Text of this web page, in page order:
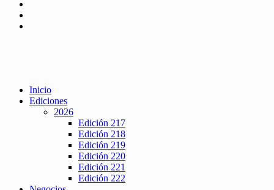
Inicio
Ediciones
2026
Edición 217
Edición 218
Edición 219
Edición 220
Edición 221
Edición 222